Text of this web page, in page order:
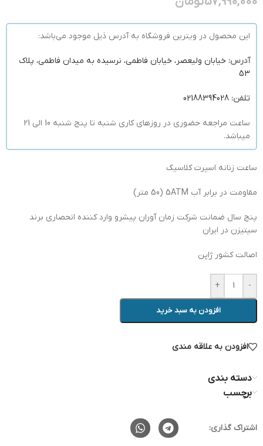
این محصول در ویترین فروشگاه به آدرس ذیل موجود می‌باشد:
آدرس: خیابان ولیعصر، خیابان فاطمی، نرسیده به میدان فاطمی، پلاک
53
تلفن: 02188394028
ساعت مراجعه حضوری در روزهای کاری شنبه تا پنج شنبه 10 الی 21
میباشد.
ساعت زنانه اسپرت کلاسیک
مقاومت در برابر آب 5ATM (50 متر)
پنج سال ضمانت شرکت زمان آوران پیشرو وارد کننده انحصاری برند
سیتیزن در ایران
اصالت کشور ژاپن
-
+
افزودن به سبد خرید
افزودن به علاقه مندی
دسته بندی
برچسب
اشتراک گذاری: